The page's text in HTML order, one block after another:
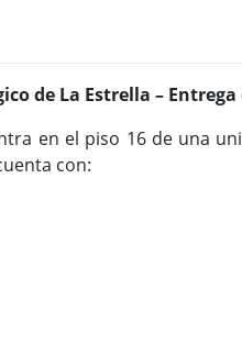
de La Estrella – Entrega
en el piso 16 de una
con: